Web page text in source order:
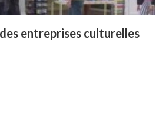
entreprises culturelles